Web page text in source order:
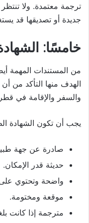
ترجمة معتمدة. ولا
جديدة أو تصديقها قد
خامسًا:
من المستندات المهمة
الهدف منها التأكد من
والسفر والإقامة في
يجب أن تكون الشهادة
صادرة عن جهة
حديثة قدر الإمكان.
واضحة وتحتوي على
موقعة ومختومة.
مترجمة إذا كانت